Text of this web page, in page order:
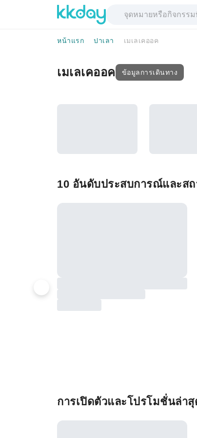
หน้าแรก ปาเลา เมเลเคออค
เมเลเคออค ข้อมูลการเดินทาง
10 อันดับประสบการณ์และส
การเปิดตัวและโปรโมชั่นล่าสุ